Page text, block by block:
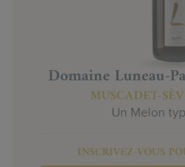
Domaine Luneau-
MUSCADET-
Un Melon
INSCRIVEZ-VOUS